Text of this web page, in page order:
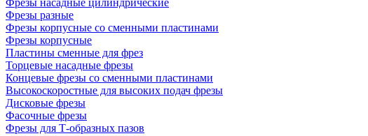
Фрезы насадные цилиндрические
Фрезы разные
Фрезы корпусные со сменными пластинами
Фрезы корпусные
Пластины сменные для фрез
Торцевые насадные фрезы
Концевые фрезы со сменными пластинами
Высокоскоростные для высоких подач фрезы
Дисковые фрезы
Фасочные фрезы
Фрезы для Т-образных пазов